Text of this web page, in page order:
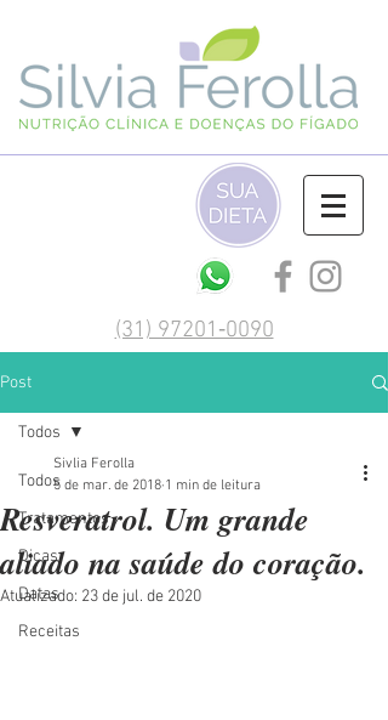
(‪31) 97201‑0090‬
Post
Todos
Tratamentos
Dicas
Datas
Receitas
Todos
Resveratrol. Um grande
aliado na saúde do coração.
Sivlia Ferolla
5 de mar. de 2018 1 min de leitura
Atualizado: 23 de jul. de 2020